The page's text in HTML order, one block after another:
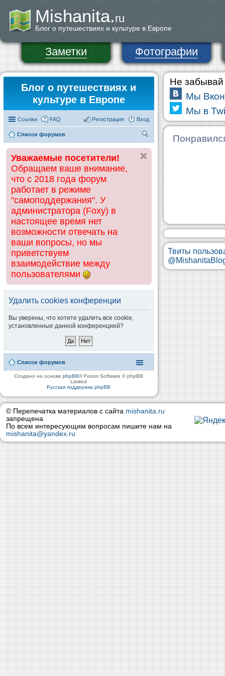
Mishanita.ru
Блог о путешествиях и культуре в Европе
Заметки Фотографии
Блог о путешествиях и
культуре в Европе
Ссылки FAQ Вход
Регистрация
Список форумов
ск
Уважаемые посетители!
Обращаем ваше внимание,
что с 2018 года форум
работает в режиме
"самоподдержания". У
администратора (Foxy) в
настоящее время нет
возможности отвечать на
ваши вопросы, но мы
приветствуем
взаимодействие между
пользователями
Удалить cookies конференции
Вы уверены, что хотите удалить все cookie,
установленные данной конференцией?
Список форумов
Создано на основеphpBB® Forum Software © phpBB
Limited
Русская поддержка phpBB
Не забывай
Мы
Мы в
Твиты
© Перепечатка материалов с сайта mishanita.ru
запрещена
По всем интересующим вопросам пишите нам на
mishanita@yandex.ru